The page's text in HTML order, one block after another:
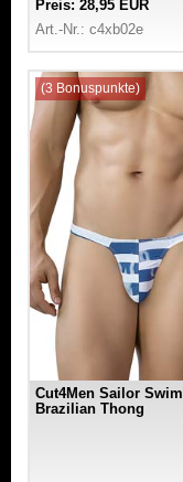
Preis: 28,95 EUR
Art.-Nr.: c4xb02e
(3 Bonuspunkte)
Cut4Men Sailor Swim
Brazilian Thong